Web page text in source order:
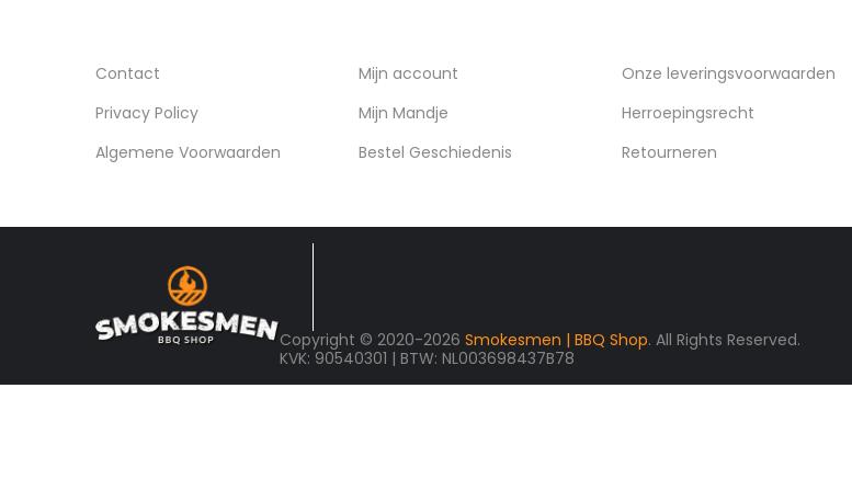
Contact
Privacy Policy
Algemene Voorwaarden
Mijn account
Mijn Mandje
Bestel Geschiedenis
Onze leveringsvoorwaarden
Herroepingsrecht
Retourneren
Copyright © 2020-2026Smokesmen | BBQ Shop. All Rights Reserved.
KVK: 90540301 | BTW: NL003698437B78